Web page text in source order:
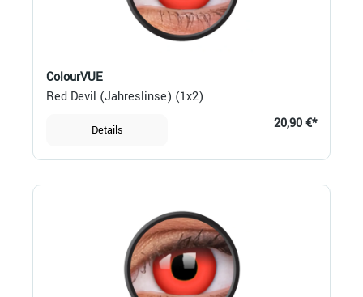
ColourVUE
Red Devil (Jahreslinse) (1x2)
Details 20,90 €*